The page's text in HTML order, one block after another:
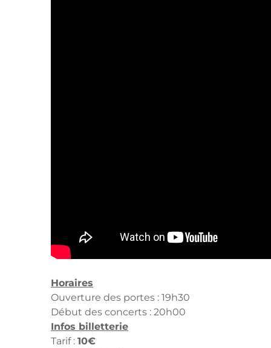
Horaires
Ouverture des portes : 19h30
Début des concerts : 20h00
Infos billetterie
Tarif : 10€